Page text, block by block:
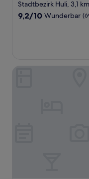
Sterne-
Unterkunft
Stadtbezirk Huli, 3,1
9.2
9,2/10 Wunderbar